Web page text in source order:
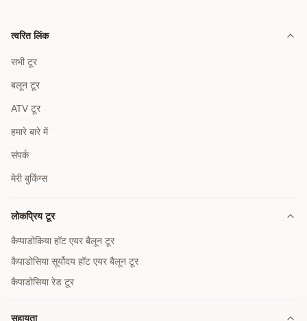
त्वरित लिंक
सभी टूर
बलून टूर
ATV टूर
हमारे बारे में
संपर्क
मेरी बुकिंग्स
लोकप्रिय टूर
कैप्पाडोकिया हॉट एयर बैलून टूर
कैपाडोसिया सूर्योदय हॉट एयर बैलून टूर
कैपाडोसिया रेड टूर
सहायता